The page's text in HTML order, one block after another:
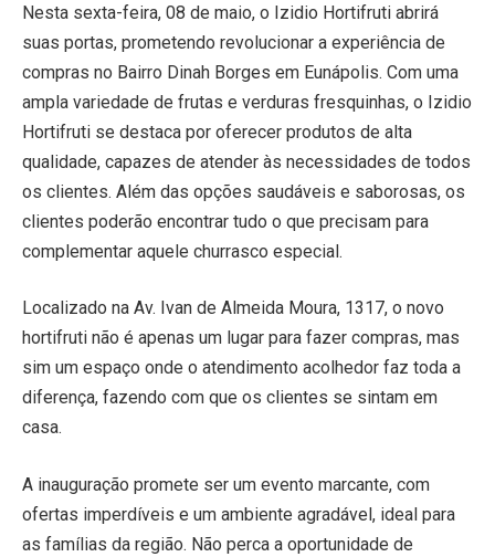
Nesta sexta-feira, 08 de maio, o Izidio Hortifruti abrirá
suas portas, prometendo revolucionar a experiência de
compras no Bairro Dinah Borges em Eunápolis. Com uma
ampla variedade de frutas e verduras fresquinhas, o Izidio
Hortifruti se destaca por oferecer produtos de alta
qualidade, capazes de atender às necessidades de todos
os clientes. Além das opções saudáveis e saborosas, os
clientes poderão encontrar tudo o que precisam para
complementar aquele churrasco especial.
Localizado na Av. Ivan de Almeida Moura, 1317, o novo
hortifruti não é apenas um lugar para fazer compras, mas
sim um espaço onde o atendimento acolhedor faz toda a
diferença, fazendo com que os clientes se sintam em
casa.
A inauguração promete ser um evento marcante, com
ofertas imperdíveis e um ambiente agradável, ideal para
as famílias da região. Não perca a oportunidade de